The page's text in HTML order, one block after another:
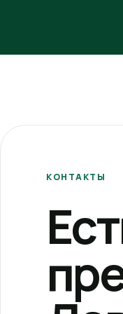
КОНТАКТЫ